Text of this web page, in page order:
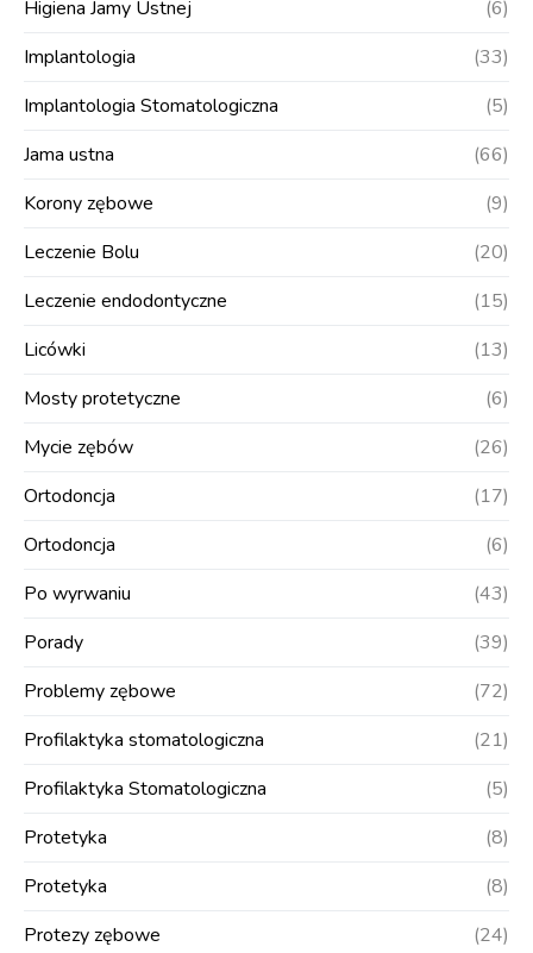
Higiena Jamy Ustnej
(6)
Implantologia
(33)
Implantologia Stomatologiczna
(5)
Jama ustna
(66)
Korony zębowe
(9)
Leczenie Bolu
(20)
Leczenie endodontyczne
(15)
Licówki
(13)
Mosty protetyczne
(6)
Mycie zębów
(26)
Ortodoncja
(17)
Ortodoncja
(6)
Po wyrwaniu
(43)
Porady
(39)
Problemy zębowe
(72)
Profilaktyka stomatologiczna
(21)
Profilaktyka Stomatologiczna
(5)
Protetyka
(8)
Protetyka
(8)
Protezy zębowe
(24)